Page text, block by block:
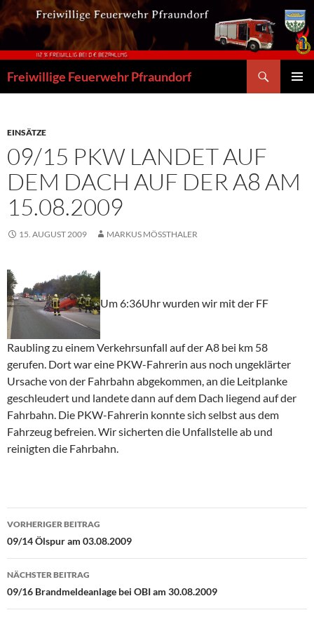
Zum
Inhalt
springen
Freiwillige Feuerwehr Pfraundorf
EINSÄTZE
09/15 PKW LANDET AUF
DEM DACH AUF DER A8 AM
15.08.2009
15. AUGUST 2009 MARKUS MÖSSTHALER
Um 6:36Uhr wurden wir mit der FF
Raubling zu einem Verkehrsunfall auf der A8 bei km 58
gerufen. Dort war eine PKW-Fahrerin aus noch ungeklärter
Ursache von der Fahrbahn abgekommen, an die Leitplanke
geschleudert und landete dann auf dem Dach liegend auf der
Fahrbahn. Die PKW-Fahrerin konnte sich selbst aus dem
Fahrzeug befreien. Wir sicherten die Unfallstelle ab und
reinigten die Fahrbahn.
Beitragsnavigation
VORHERIGER BEITRAG
09/14 Ölspur am 03.08.2009
NÄCHSTER BEITRAG
09/16 Brandmeldeanlage bei OBI am 30.08.2009